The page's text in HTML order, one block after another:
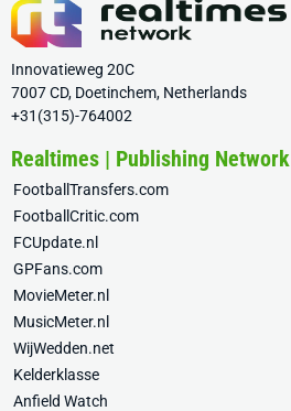
Innovatieweg 20C
7007 CD, Doetinchem, Netherlands
+31(315)-764002
Realtimes | Publishing Network
FootballTransfers.com
FootballCritic.com
FCUpdate.nl
GPFans.com
MovieMeter.nl
MusicMeter.nl
WijWedden.net
Kelderklasse
Anfield Watch